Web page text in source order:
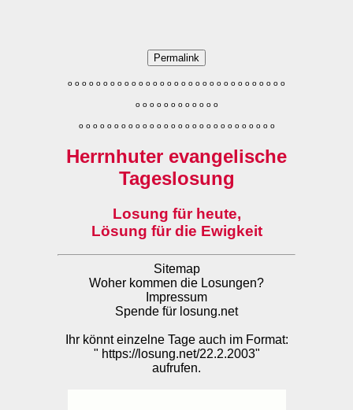
Permalink
o o o o o o o o o o o o o o o o o o o o o o o o o o o o o o o
o o o o o o o o o o o o
o o o o o o o o o o o o o o o o o o o o o o o o o o o o
Herrnhuter evangelische
Tageslosung
Losung für heute,
Lösung für die Ewigkeit
Sitemap
Woher kommen die Losungen?
Impressum
Spende für losung.net
Ihr könnt einzelne Tage auch im Format:
" https://losung.net/22.2.2003"
aufrufen.